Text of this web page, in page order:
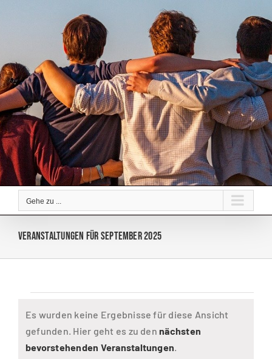
Gehe zu ...
Veranstaltungen für September 2025
Veranstaltungen
Hinweis
Es wurden keine Ergebnisse für diese Ansicht
gefunden. Hier geht es zu dennächsten
bevorstehenden Veranstaltungen.